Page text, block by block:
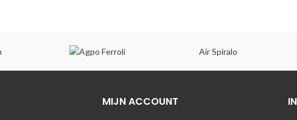
Air Spiralo
MIJN ACCOUNT